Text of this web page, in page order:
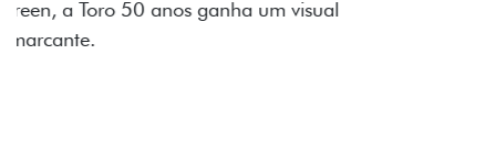
reforçam a identidade única dessa edição para lá de
comemorativa.